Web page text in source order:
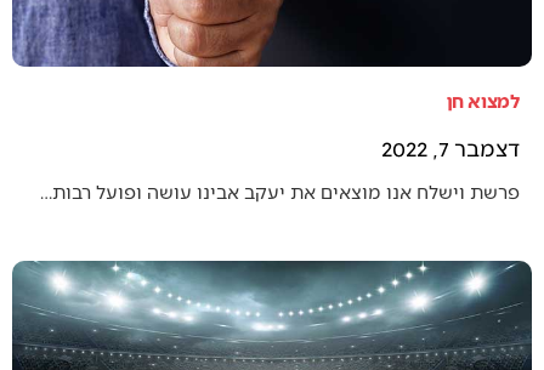
למצוא חן
דצמבר 7, 2022
פרשת וישלח אנו מוצאים את יעקב אבינו עושה ופועל רבות…